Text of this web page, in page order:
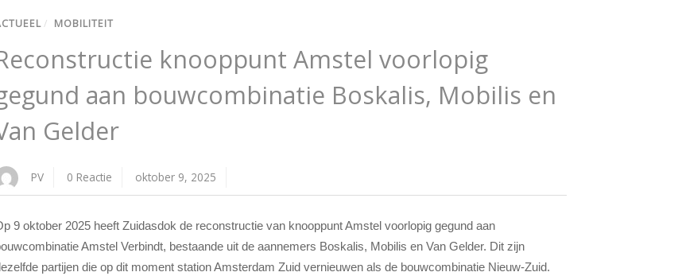
/ MOBILITEIT
knooppunt Amstel voorlopig
aan bouwcombinatie Boskalis, Mobilis en
Gelder
PV 0 Reactie oktober 9, 2025
9 oktober 2025 heeft Zuidasdok de reconstructie van knooppunt Amstel voorlopig gegund aan
Amstel Verbindt, bestaande uit de aannemers Boskalis, Mobilis en Van Gelder. Dit zijn
partijen die op dit moment station Amsterdam Zuid vernieuwen als de bouwcombinatie Nieuw-Zuid.